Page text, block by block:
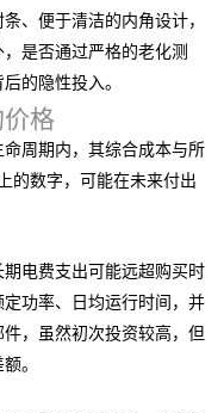
、便于清洁的内角设计，
是否通过严格的老化测
的隐性投入。
格
周期内，其综合成本与所
的数字，可能在未来付出
电费支出可能远超购买时
功率、日均运行时间，并
，虽然初次投资较高，但
。